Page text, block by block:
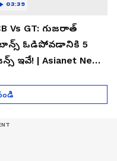
Vs GT: గుజరాత్
ఓడిపోవడానికి 5
ఇవే! | Asianet News
03:39